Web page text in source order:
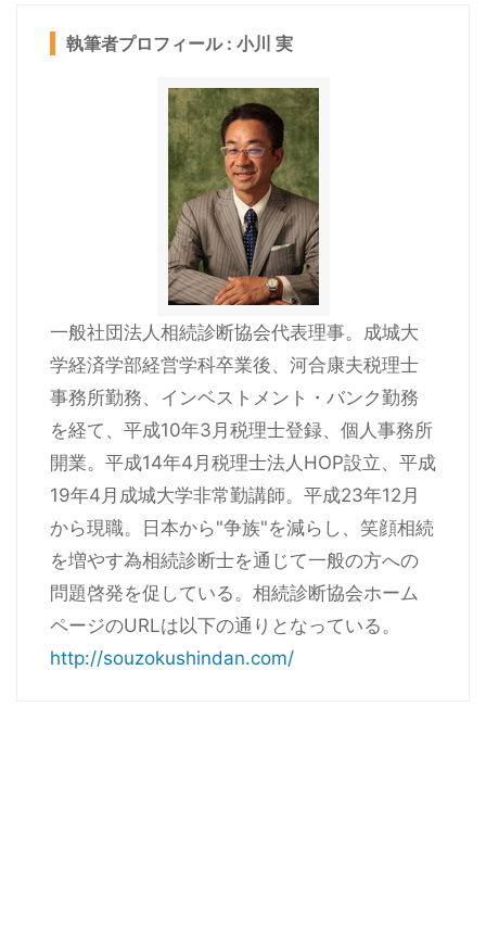
執筆者プロフィール : 小川 実
一般社団法人相続診断協会代表理事。成城大
学経済学部経営学科卒業後、河合康夫税理士
事務所勤務、インベストメント・バンク勤務
を経て、平成10年3月税理士登録、個人事務所
開業。平成14年4月税理士法人HOP設立、平成
19年4月成城大学非常勤講師。平成23年12月
から現職。日本から"争族"を減らし、笑顔相続
を増やす為相続診断士を通じて一般の方への
問題啓発を促している。相続診断協会ホーム
ページのURLは以下の通りとなっている。
http://souzokushindan.com/